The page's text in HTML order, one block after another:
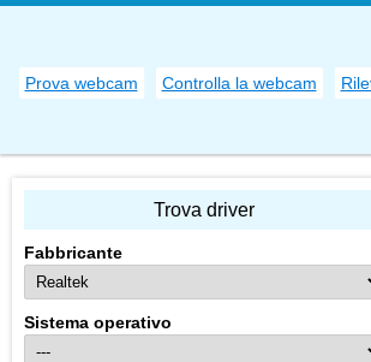
Prova webcam Controlla la webcam
Trova driver
Fabbricante
Sistema operativo